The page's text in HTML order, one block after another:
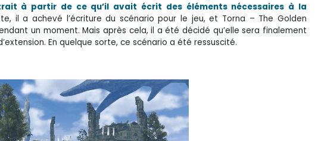
à partir de ce qu’il avait écrit des éléments nécessaires à la
il a achevé l’écriture du scénario pour le jeu, et Torna – The Golden
un moment. Mais après cela, il a été décidé qu’elle sera finalement
En quelque sorte, ce scénario a été ressuscité.